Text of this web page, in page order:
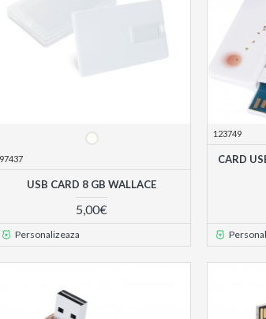
97437
USB CARD 8 GB WALLACE
5,00€
Personalizeaza
123749
CARD